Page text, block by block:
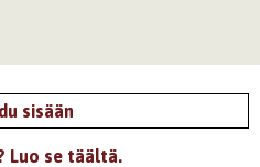
sisään
Luo se täältä.